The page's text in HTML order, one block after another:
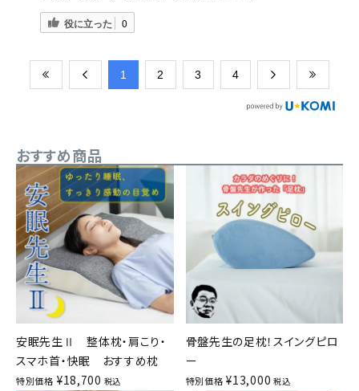
役に立った 0
​1 ​2 ​3 ​4
おすすめ商品
安眠先生Ⅱ 整体枕・肩こり・
スマホ首・快眠 おすすめ枕
特別価格 ¥18,700 税込
骨盤先生の足枕！スイングピロ
ー
特別価格 ¥13,000 税込